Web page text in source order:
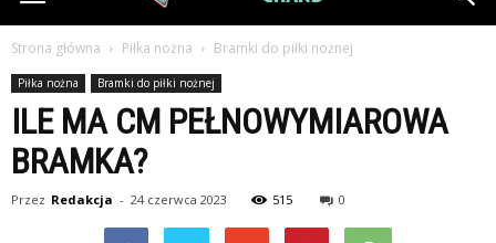
Strona główna Piłka nożna Bramki do piłki nożnej
Piłka nożna Bramki do piłki nożnej
ILE MA CM PEŁNOWYMIAROWA
BRAMKA?
Przez Redakcja - 24 czerwca 2023 515 0